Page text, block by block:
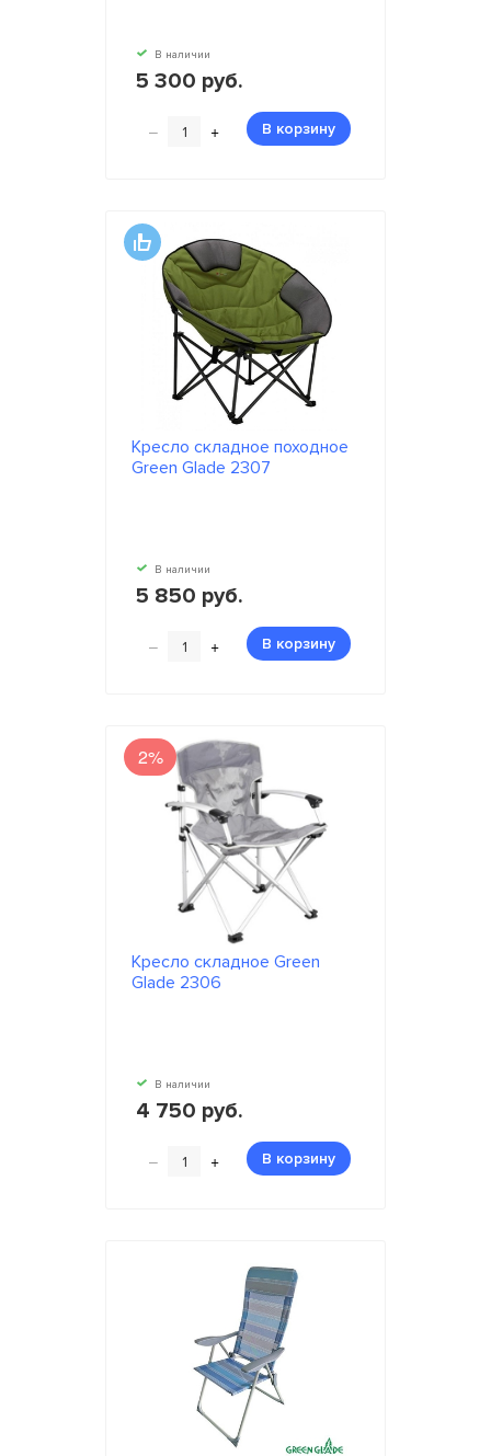
В наличии
5 300 руб.
– + В корзину
Кресло складное походное
Green Glade 2307
В наличии
5 850 руб.
– + В корзину
2%
Кресло складное Green
Glade 2306
В наличии
4 750 руб.
– + В корзину